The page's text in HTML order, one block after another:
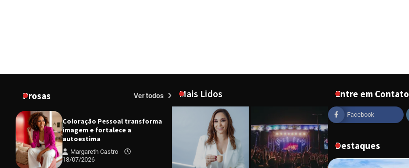
Prosas Ver todos
Coloração Pessoal transforma
imagem e fortalece a
autoestima
Margareth Castro
18/07/2026
Mais Lidos Entre em Contato
Facebook
Destaques